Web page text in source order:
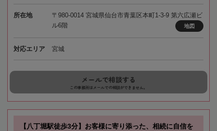
所在地
〒980-0014 宮城県仙台市青葉区本町1-3-9 第六広瀬ビ
ル6階
地図
対応エリア 宮城
メールで相談する
この事務所はメールでの相談ができません。
【八丁堀駅徒歩3分】お客様に寄り添った、相続に自信を